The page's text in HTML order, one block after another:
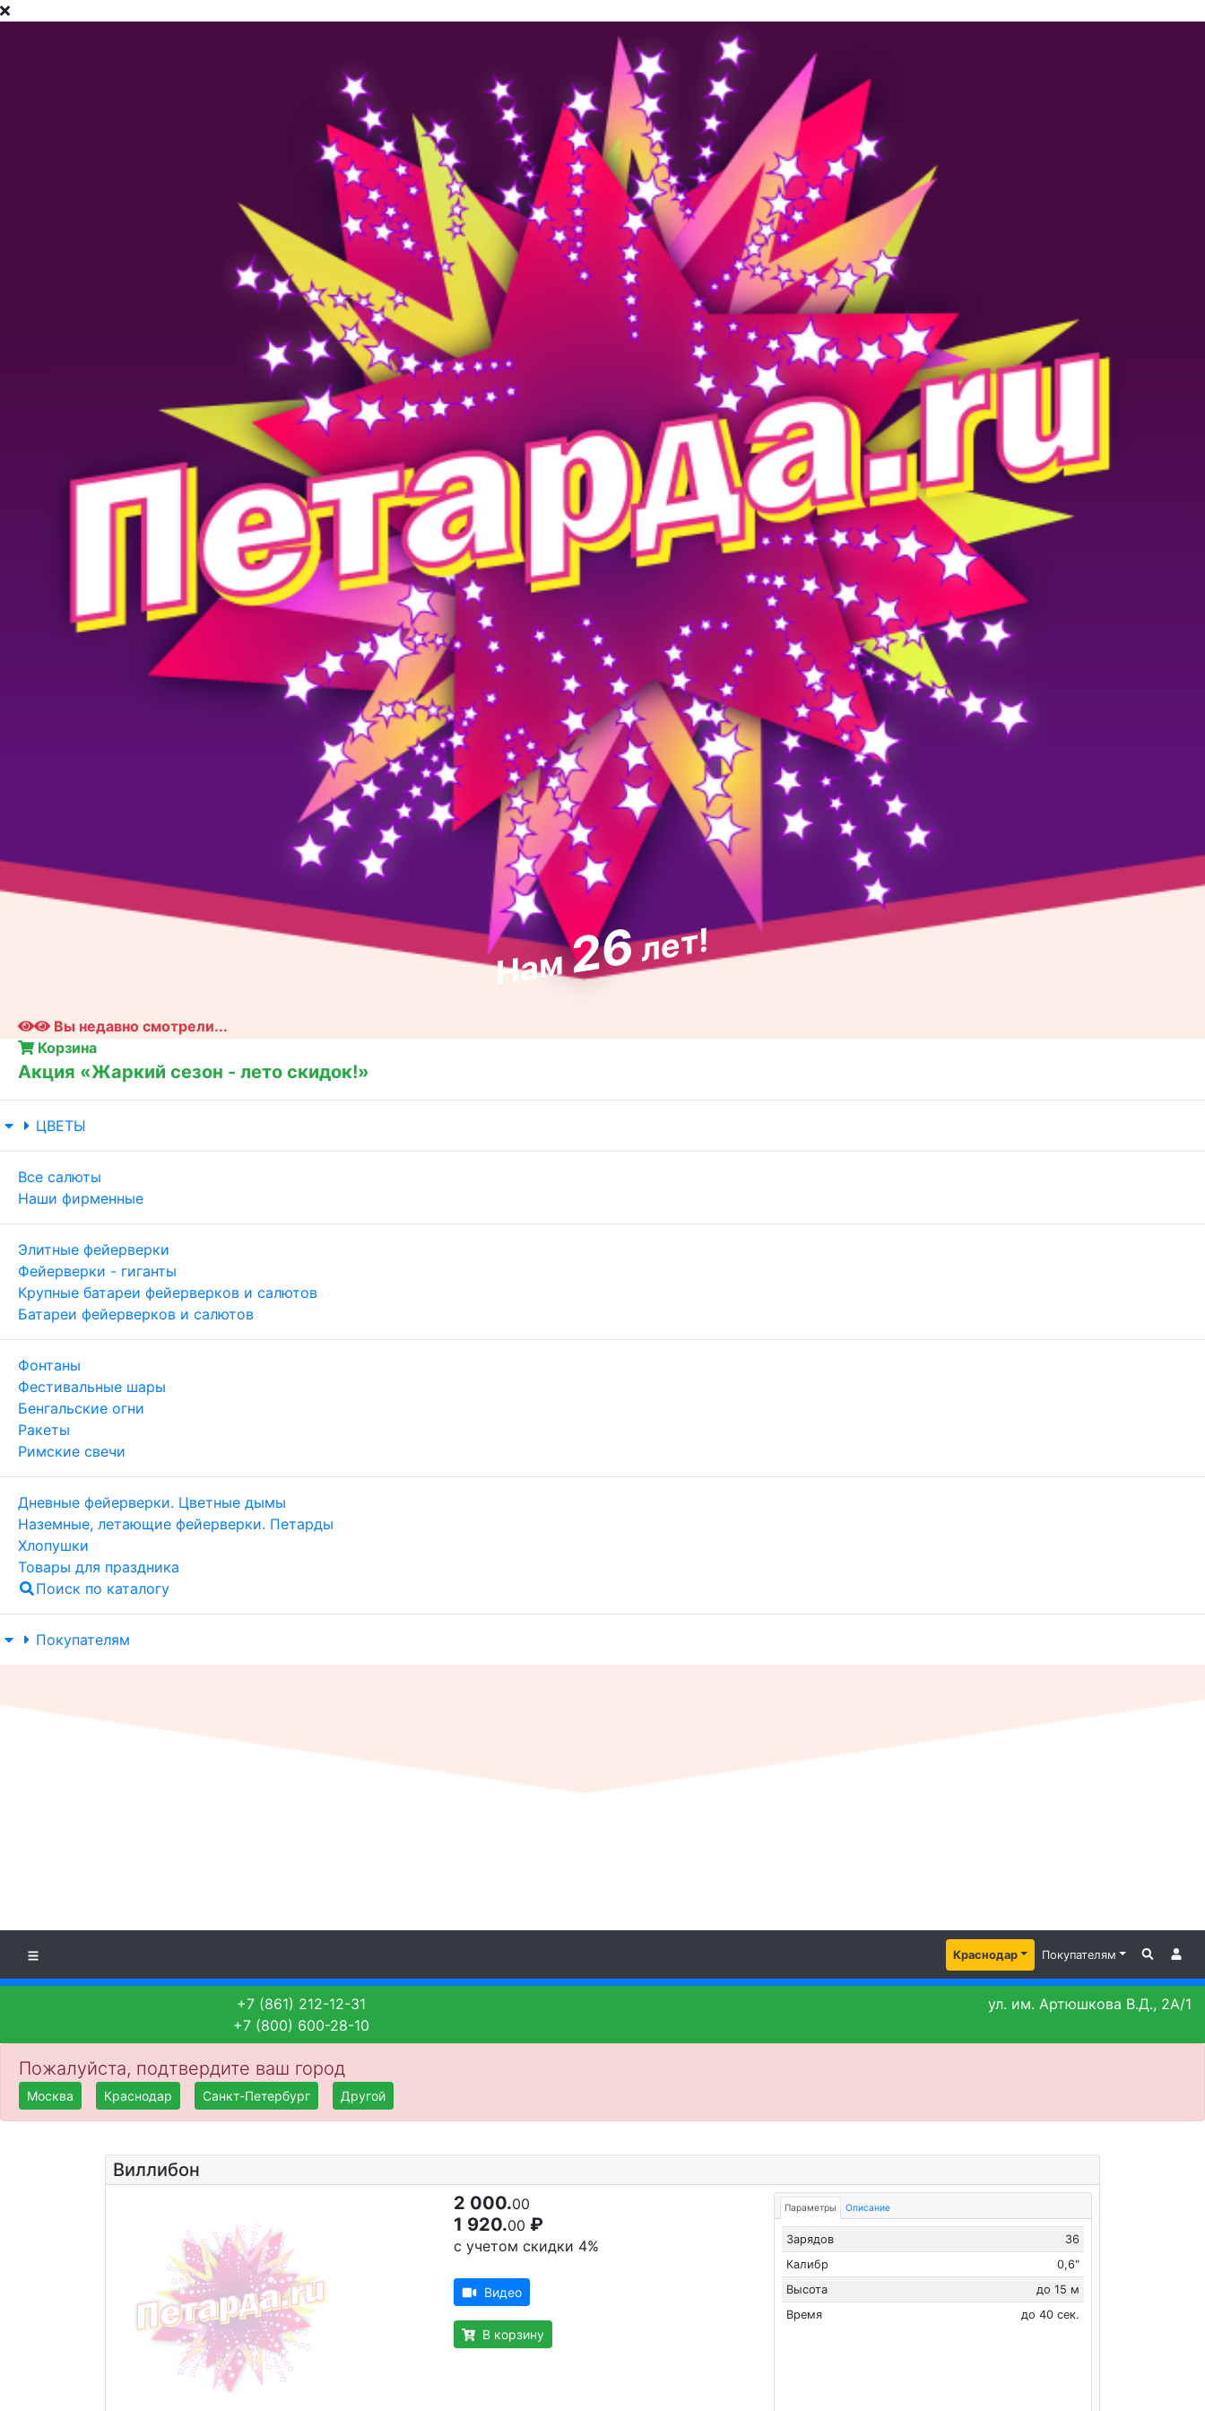
Нам26лет!
Вы недавно смотрели...
Корзина
Акция «Жаркий сезон - лето скидок!»
ЦВЕТЫ
Все салюты
Наши фирменные
Элитные фейерверки
Фейерверки - гиганты
Крупные батареи фейерверков и салютов
Батареи фейерверков и салютов
Фонтаны
Фестивальные шары
Бенгальские огни
Ракеты
Римские свечи
Дневные фейерверки. Цветные дымы
Наземные, летающие фейерверки. Петарды
Хлопушки
Товары для праздника
Поиск по каталогу
Покупателям
Краснодар Покупателям
+7 (861) 212-12-31
+7 (800) 600-28-10
ул. им. Артюшкова В.Д., 2А/1
Пожалуйста, подтвердите ваш город
Москва Краснодар Санкт-Петербург Другой
Виллибон
2 000.00
1 920.00 ₽
с учетом скидки 4%
Видео
В корзину
Параметры Описание
Зарядов
36
Калибр
0,6"
Высота
до 15 м
Время
до 40 сек.